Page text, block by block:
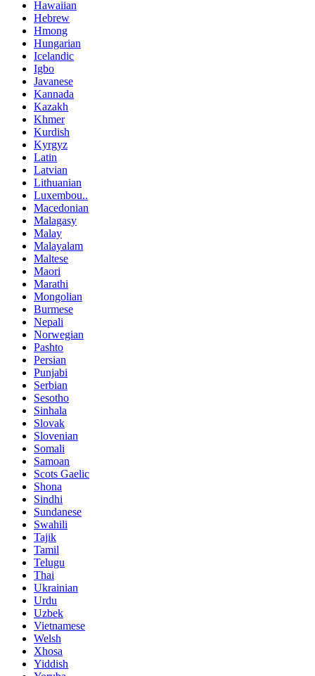
Hawaiian
Hebrew
Hmong
Hungarian
Icelandic
Igbo
Javanese
Kannada
Kazakh
Khmer
Kurdish
Kyrgyz
Latin
Latvian
Lithuanian
Luxembou..
Macedonian
Malagasy
Malay
Malayalam
Maltese
Maori
Marathi
Mongolian
Burmese
Nepali
Norwegian
Pashto
Persian
Punjabi
Serbian
Sesotho
Sinhala
Slovak
Slovenian
Somali
Samoan
Scots Gaelic
Shona
Sindhi
Sundanese
Swahili
Tajik
Tamil
Telugu
Thai
Ukrainian
Urdu
Uzbek
Vietnamese
Welsh
Xhosa
Yiddish